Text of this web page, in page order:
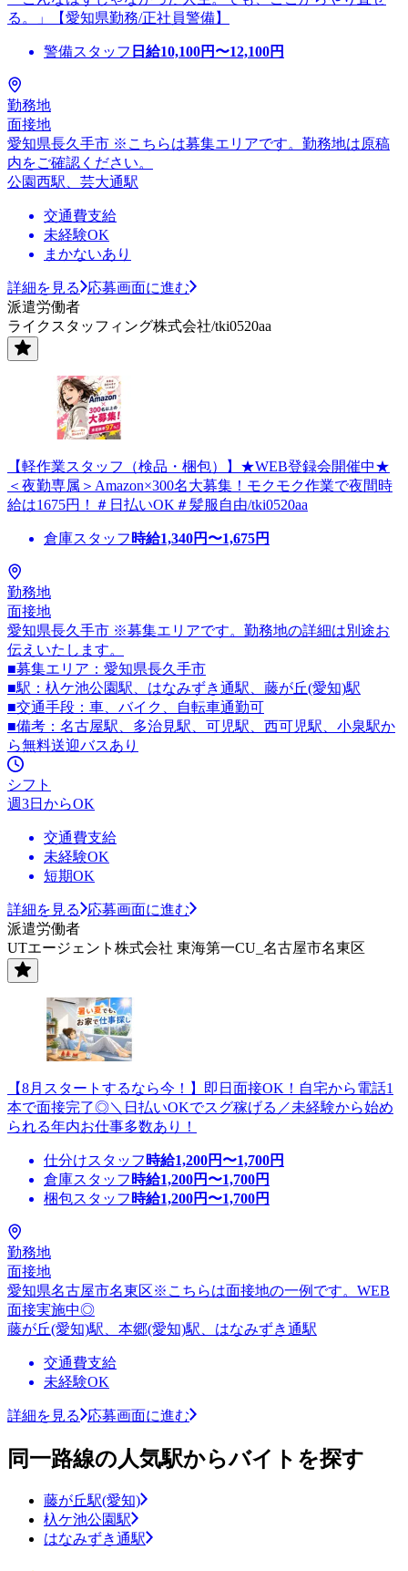
る。」【愛知県勤務/正社員警備】
警備スタッフ 日給10,100円〜12,100円
勤務地
面接地
愛知県長久手市 ※こちらは募集エリアです。勤務地は原稿
内をご確認ください。
公園西駅、芸大通駅
交通費支給
未経験OK
まかないあり
詳細を見る
応募画面に進む
派遣労働者
ライクスタッフィング株式会社/tki0520aa
【軽作業スタッフ（検品・梱包）】★WEB登録会開催中★
＜夜勤専属＞Amazon×300名大募集！モクモク作業で夜間時
給は1675円！＃日払いOK＃髪服自由/tki0520aa
倉庫スタッフ 時給1,340円〜1,675円
勤務地
面接地
愛知県長久手市 ※募集エリアです。勤務地の詳細は別途お
伝えいたします。
■募集エリア：愛知県長久手市
■駅：杁ケ池公園駅、はなみずき通駅、藤が丘(愛知)駅
■交通手段：車、バイク、自転車通勤可
■備考：名古屋駅、多治見駅、可児駅、西可児駅、小泉駅か
ら無料送迎バスあり
シフト
週3日からOK
交通費支給
未経験OK
短期OK
詳細を見る
応募画面に進む
派遣労働者
UTエージェント株式会社 東海第一CU_名古屋市名東区
【8月スタートするなら今！】即日面接OK！自宅から電話1
本で面接完了◎＼日払いOKでスグ稼げる／未経験から始め
られる年内お仕事多数あり！
仕分けスタッフ 時給1,200円〜1,700円
倉庫スタッフ 時給1,200円〜1,700円
梱包スタッフ 時給1,200円〜1,700円
勤務地
面接地
愛知県名古屋市名東区※こちらは面接地の一例です。WEB
面接実施中◎
藤が丘(愛知)駅、本郷(愛知)駅、はなみずき通駅
交通費支給
未経験OK
詳細を見る 応募画面に進む
同一路線の人気駅からバイトを探す
藤が丘駅(愛知)
杁ケ池公園駅
はなみずき通駅